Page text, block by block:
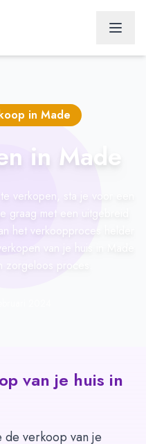
in Made
in Made
verkopen, sta je voor een
graag met een uitgebreid
het verkoopproces helder
van je huis in Made
zorgeloos proces.
van je huis in
verkoop van je